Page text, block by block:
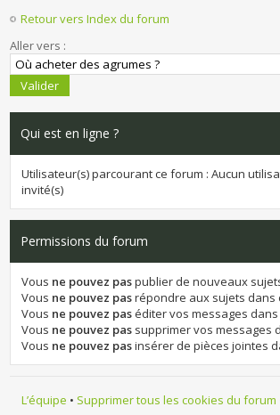
Retour vers Index du forum
Aller vers :
Qui est en ligne ?
Utilisateur(s) parcourant ce forum : Aucun
invité(s)
Permissions du forum
Vous ne pouvez paspublier de nouveaux
Vous ne pouvez pasrépondre aux sujets dans
Vous ne pouvez paséditer vos messages
Vous ne pouvez pas supprimer vos messages
Vous ne pouvez pasinsérer de pièces jointes
L’équipe • Supprimer tous les cookies du forum